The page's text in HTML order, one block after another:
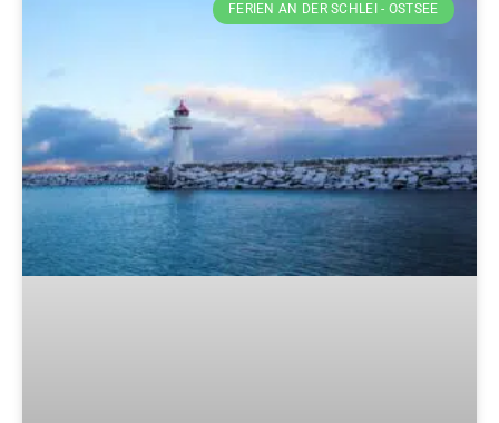
FERIEN AN DER SCHLEI - OSTSEE